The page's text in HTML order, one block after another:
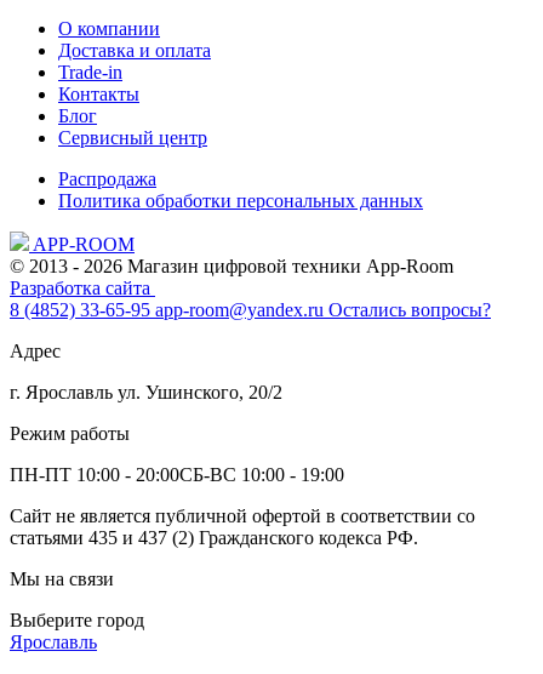
О компании
Доставка и оплата
Trade-in
Контакты
Блог
Сервисный центр
Распродажа
Политика обработки персональных данных
APP-ROOM
© 2013 - 2026 Магазин цифровой техники App-Room
Разработка сайта
8 (4852) 33-65-95 app-room@yandex.ru Остались вопросы?
Адрес
г. Ярославль ул. Ушинского, 20/2
Режим работы
ПН-ПТ 10:00 - 20:00СБ-ВС 10:00 - 19:00
Сайт не является публичной офертой в соответствии со
статьями 435 и 437 (2) Гражданского кодекса РФ.
Мы на связи
Выберите город
Ярославль